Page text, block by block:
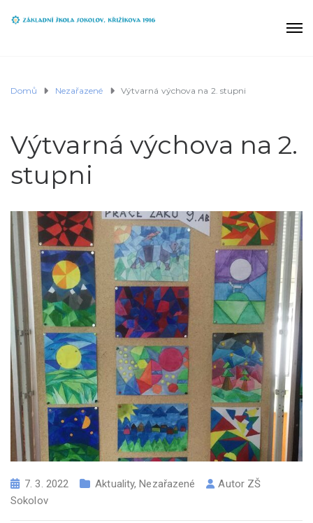
Domů Nezařazené Výtvarná výchova na 2. stupni
Výtvarná výchova na 2.
stupni
7. 3. 2022 Aktuality,Nezařazené Autor ZŠ
Sokolov